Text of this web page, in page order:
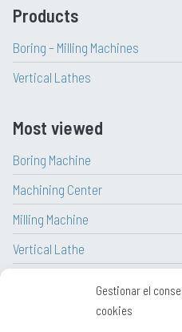
Gestionar el
cookies
Products
Boring – Milling Machines
Vertical Lathes
Most viewed
Boring Machine
Machining Center
Milling Machine
Vertical Lathe